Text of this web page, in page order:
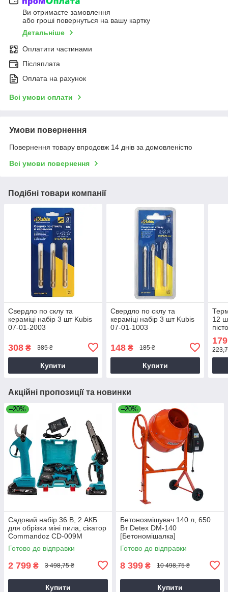
Ви отримаєте замовлення
або гроші повернуться на вашу картку
Детальніше
Оплатити частинами
Післяплата
Оплата на рахунок
Всі умови оплати
Умови повернення
Повернення товару впродовж 14 днів за домовленістю
Всі умови повернення
Подібні товари компанії
Свердло по склу та
кераміці набір 3 шт Kubis
07-01-2003
308 ₴ 385 ₴
Купити
Свердло по склу та
кераміці набір 3 шт Kubis
07-01-1003
148₴ 185 ₴
Купити
12
179
Акційні пропозиції та новинки
–20%
Садовий набір 36 В, 2 АКБ
для обрізки міні пила, сікатор
Commandoz CD-009M
Готово до відправки
2 799 ₴ 3 498,75 ₴
Купити
–20%
Бетонозмішувач 140 л, 650
Вт Detex DM-140
[Бетономішалка]
Готово до відправки
8 399 ₴ 10 498,75 ₴
Купити